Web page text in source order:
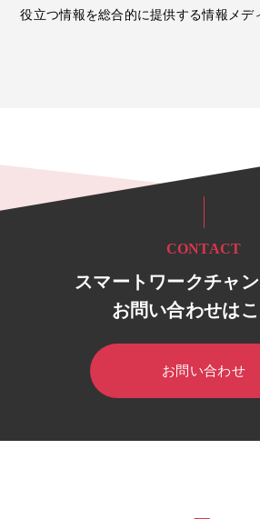
役立つ情報を総合的に提供する情報メデ
CONTACT
スマートワークチャ
お問い合わせは
お問い合わせ